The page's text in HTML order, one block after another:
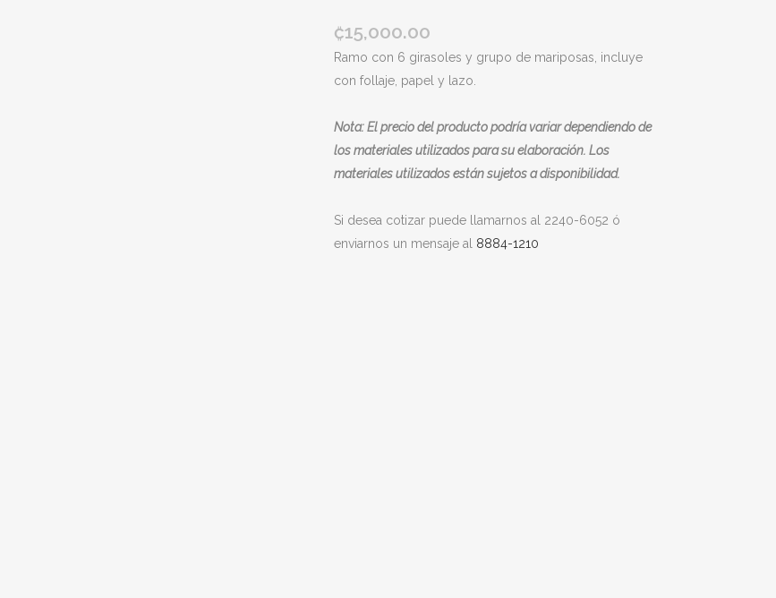
₡15,000.00
Ramo con 6 girasoles y grupo de mariposas, incluye
con follaje, papel y lazo.
Nota: El precio del producto podría variar dependiendo de
los materiales utilizados para su elaboración. Los
materiales utilizados están sujetos a disponibilidad.
Si desea cotizar puede llamarnos al 2240-6052 ó
enviarnos un mensaje al 8884-1210